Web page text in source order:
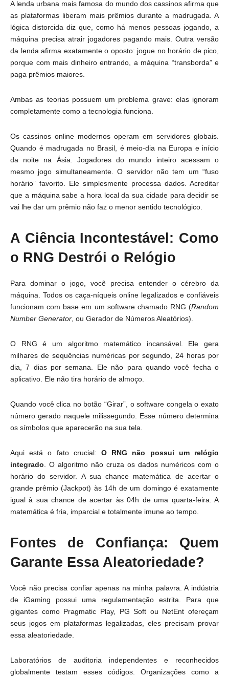
A lenda urbana mais famosa do mundo dos cassinos afirma que
as plataformas liberam mais prêmios durante a madrugada. A
lógica distorcida diz que, como há menos pessoas jogando, a
máquina precisa atrair jogadores pagando mais. Outra versão
da lenda afirma exatamente o oposto: jogue no horário de pico,
porque com mais dinheiro entrando, a máquina “transborda” e
paga prêmios maiores.
Ambas as teorias possuem um problema grave: elas ignoram
completamente como a tecnologia funciona.
Os cassinos online modernos operam em servidores globais.
Quando é madrugada no Brasil, é meio-dia na Europa e início
da noite na Ásia. Jogadores do mundo inteiro acessam o
mesmo jogo simultaneamente. O servidor não tem um “fuso
horário” favorito. Ele simplesmente processa dados. Acreditar
que a máquina sabe a hora local da sua cidade para decidir se
vai lhe dar um prêmio não faz o menor sentido tecnológico.
A Ciência Incontestável: Como
o RNG Destrói o Relógio
Para dominar o jogo, você precisa entender o cérebro da
máquina. Todos os caça-níqueis online legalizados e confiáveis
funcionam com base em um software chamado RNG (Random
Number Generator , ou Gerador de Números Aleatórios).
O RNG é um algoritmo matemático incansável. Ele gera
milhares de sequências numéricas por segundo, 24 horas por
dia, 7 dias por semana. Ele não para quando você fecha o
aplicativo. Ele não tira horário de almoço.
Quando você clica no botão “Girar”, o software congela o exato
número gerado naquele milissegundo. Esse número determina
os símbolos que aparecerão na sua tela.
Aqui está o fato crucial: O RNG não possui um relógio
integrado . O algoritmo não cruza os dados numéricos com o
horário do servidor. A sua chance matemática de acertar o
grande prêmio (Jackpot) às 14h de um domingo é exatamente
igual à sua chance de acertar às 04h de uma quarta-feira. A
matemática é fria, imparcial e totalmente imune ao tempo.
Fontes de Confiança: Quem
Garante Essa Aleatoriedade?
Você não precisa confiar apenas na minha palavra. A indústria
de iGaming possui uma regulamentação estrita. Para que
gigantes como Pragmatic Play, PG Soft ou NetEnt ofereçam
seus jogos em plataformas legalizadas, eles precisam provar
essa aleatoriedade.
Laboratórios de auditoria independentes e reconhecidos
globalmente testam esses códigos. Organizações como a